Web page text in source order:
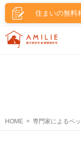
住まいの無料
HOME 専門家によるペ